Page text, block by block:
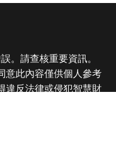
。請查核重要資訊。
意此內容僅供個人參考
違反法律或侵犯智慧財